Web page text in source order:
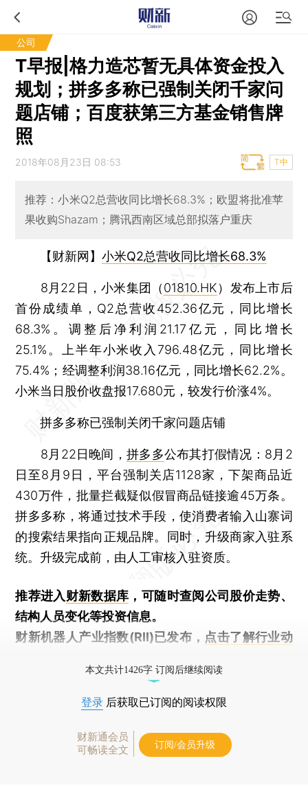
公司
T早报|格力造芯暂无具体资金投入
规划；拼多多称已强制关闭千家问
题店铺；百度获第三方基金销售牌
照
2018年08月23日 08:53 T中
推荐：小米Q2总营收同比增长68.3%；欧盟将批准苹
果收购Shazam；腾讯西南区域总部拟落户重庆
【财新网】小米Q2总营收同比增长68.3%
8月22日，小米集团（01810.HK）发布上市后
首份成绩单，Q2总营收452.36亿元，同比增长
68.3%。调整后净利润21.17亿元，同比增长
25.1%。上半年小米收入796.48亿元，同比增长
75.4%；经调整利润38.16亿元，同比增长62.2%。
小米当日股价收盘报17.680元，较发行价涨4%。
拼多多称已强制关闭千家问题店铺
8月22日晚间， 拼多多公布其打假情况：8月2
日至8月9日，平台强制关店1128家，下架商品近
430万件，批量拦截疑似假冒商品链接逾45万条。
拼多多称，将通过技术手段，使消费者输入山寨词
的搜索结果指向正规品牌。同时，升级商家入驻系
统。升级完成前，由人工审核入驻资质。
推荐进入财新数据库 ，可随时查阅公司股价走势、
结构人员变化等投资信息。
财新机器人产业指数(RII)已发布， 点击了解行业动
本文共计1426字 订阅后继续阅读
登录 后获取已订阅的阅读权限
财新通会员
可畅读全文
订阅/会员升级